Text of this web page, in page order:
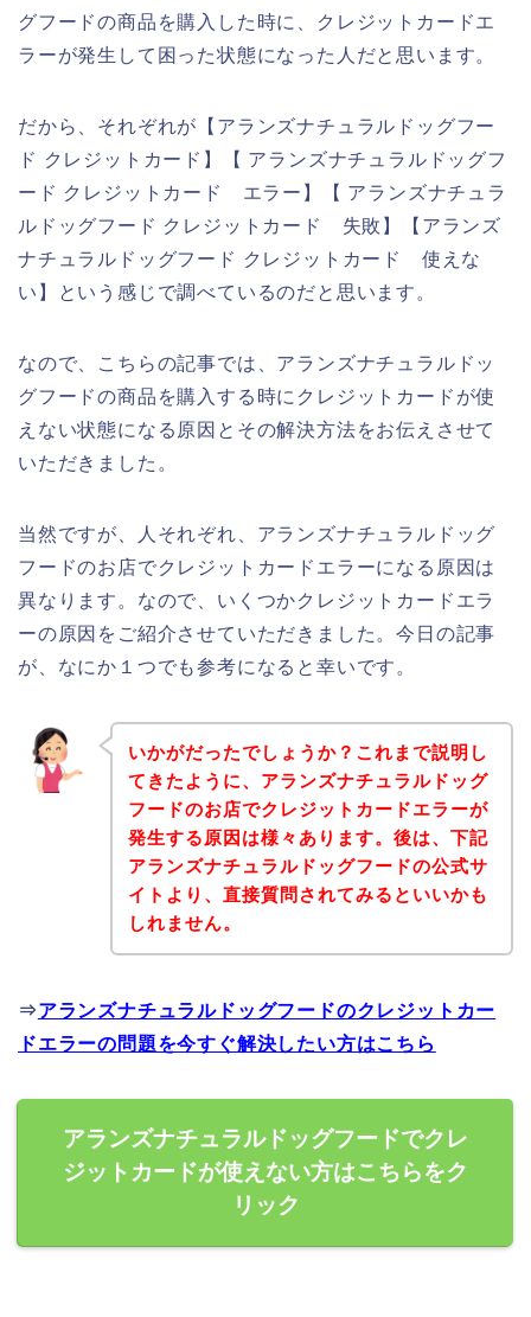
グフードの商品を購入した時に、クレジットカードエ
ラーが発生して困った状態になった人だと思います。
だから、それぞれが【アランズナチュラルドッグフー
ド クレジットカード】【 アランズナチュラルドッグフ
ード クレジットカード エラー】【 アランズナチュラ
ルドッグフード クレジットカード 失敗】【アランズ
ナチュラルドッグフード クレジットカード 使えな
い】という感じで調べているのだと思います。
なので、こちらの記事では、アランズナチュラルドッ
グフードの商品を購入する時にクレジットカードが使
えない状態になる原因とその解決方法をお伝えさせて
いただきました。
当然ですが、人それぞれ、アランズナチュラルドッグ
フードのお店でクレジットカードエラーになる原因は
異なります。なので、いくつかクレジットカードエラ
ーの原因をご紹介させていただきました。今日の記事
が、なにか１つでも参考になると幸いです。
いかがだったでしょうか？これまで説明し
てきたように、アランズナチュラルドッグ
フードのお店でクレジットカードエラーが
発生する原因は様々あります。後は、下記
アランズナチュラルドッグフードの公式サ
イトより、直接質問されてみるといいかも
しれません。
⇒アランズナチュラルドッグフードのクレジットカー
ドエラーの問題を今すぐ解決したい方はこちら
アランズナチュラルドッグフードでクレ
ジットカードが使えない方はこちらをク
リック